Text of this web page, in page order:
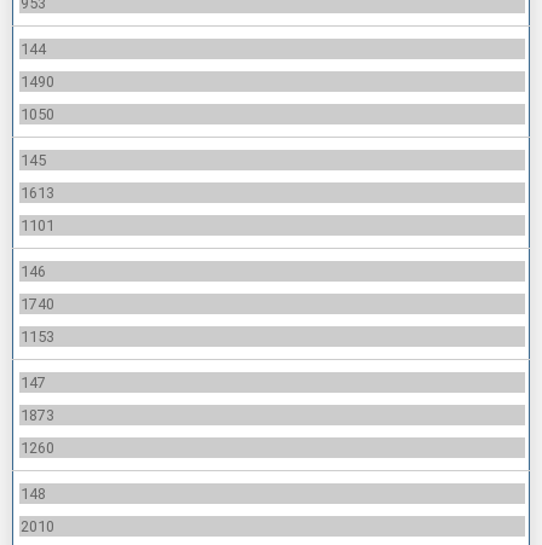
144
1490
1050
145
1613
1101
146
1740
1153
147
1873
1260
148
2010